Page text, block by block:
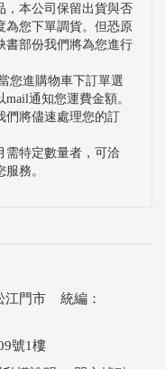
，本公司保留出貨與否
為您下單調貨。但恐原
書部份我們將為您進行
您進購物車下訂單選
通知您運費金額。
們將儘速處理您的訂
需特定數量者，可洽
服務。
江門市 統編：
號1樓